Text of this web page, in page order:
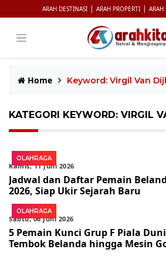
ARAH DESTINASI | ARAH PROPERTI | ARAH
Home Keyword: Virgil Van
KATEGORI KEYWORD: VIRGIL
OLAHRAGA
Kamis, 11 Juni 2026
Jadwal dan Daftar Pemain
2026, Siap Ukir Sejarah Baru
OLAHRAGA
Sabtu, 06 Juni 2026
5 Pemain Kunci Grup F Piala
Tembok Belanda hingga Mesin